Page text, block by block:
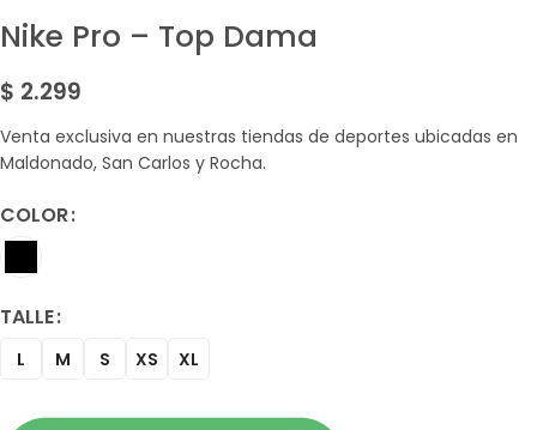
Nike Pro – Top Dama
$ 2.299
Venta exclusiva en nuestras tiendas de deportes ubicadas en
Maldonado, San Carlos y Rocha.
COLOR
TALLE
L M S XS XL